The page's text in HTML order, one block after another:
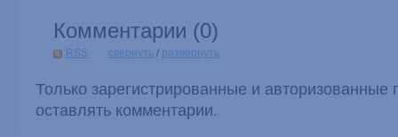
Комментарии (0)
RSS свернуть / развернуть
Только зарегистрированные и авторизованные
оставлять комментарии.